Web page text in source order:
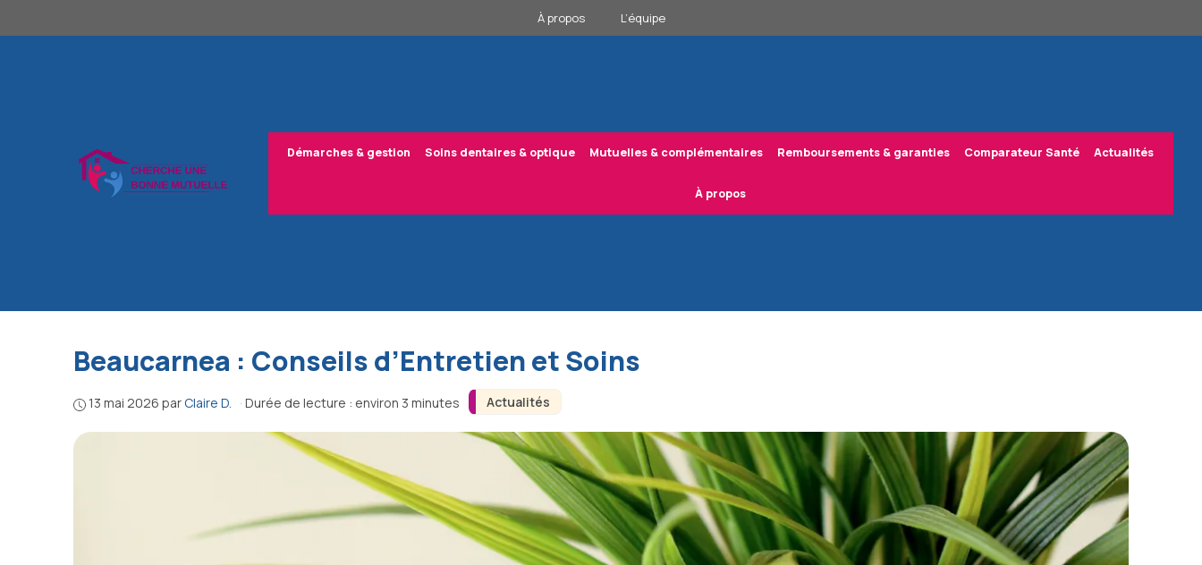
au
À propos L’équipe
Démarches & gestion Soins dentaires & optique Mutuelles & complémentaires Remboursements & garanties Comparateur Santé Actualités
À propos
Actualités
Beaucarnea : Conseils d’Entretien et Soins
13 mai 2026 par Claire D. · Durée de lecture : environ 3 minutes